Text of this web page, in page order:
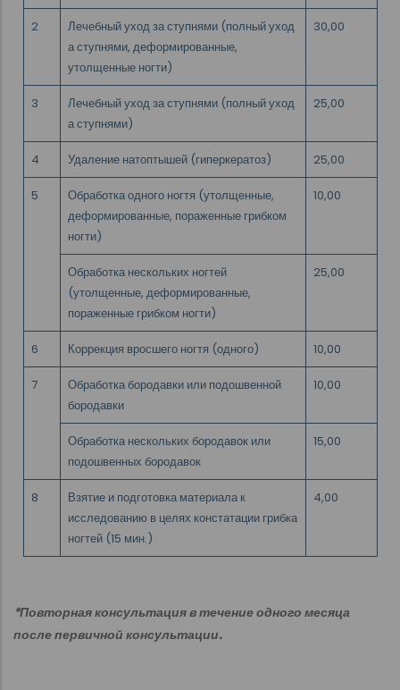
2
Лечебный уход за ступнями (полный уход
а ступнями, деформированные,
утолщенные ногти)
30,00
3
Лечебный уход за ступнями (полный уход
а ступнями)
25,00
4 Удаление натоптышей (гиперкератоз) 25,00
5
Обработка одного ногтя (утолщенные,
деформированные, пораженные грибком
ногти)
10,00
Обработка нескольких ногтей
(утолщенные, деформированные,
пораженные грибком ногти)
25,00
6 Коррекция вросшего ногтя (одного) 10,00
7
Обработка бородавки или подошвенной
бородавки
10,00
Обработка нескольких бородавок или
подошвенных бородавок
15,00
8
Взятие и подготовка материала к
исследованию в целях констатации грибка
ногтей (15 мин.)
4,00
*Повторная консультация в течение одного месяца
после первичной консультации.